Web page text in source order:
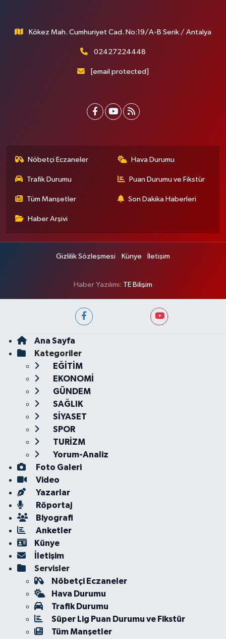
Kökez Mah. Cumhuriyet Cad. No:19/A-B Serik / Antalya
02427224448
[email protected]
Nöbetçi Eczaneler Hava Durumu
Trafik Durumu Puan Durumu ve Fikstür
Tüm Manşetler Son Dakika Haberleri
Haber Arşivi
Gizlilik Sözleşmesi Künye İletişim
Haber Yazılımı: TE Bilişim
Ana Sayfa
Kategoriler
EĞİTİM
EKONOMİ
GÜNDEM
SAĞLIK
SİYASET
SPOR
TURİZM
Yorum-Analiz
Foto Galeri
Video
Yazarlar
Röportaj
Biyografi
Anketler
Künye
İletişim
Servisler
Nöbetçi Eczaneler
Hava Durumu
Trafik Durumu
Süper Lig Puan Durumu ve Fikstür
Tüm Manşetler